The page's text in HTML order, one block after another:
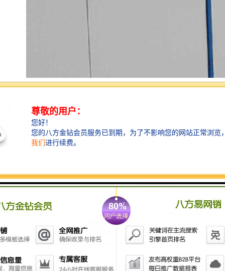
砖砌0.5*0.5的基础，用于增强围挡抗风稳定性；pvc围挡
设2.5米高，宽3米为一板。施工围挡做美化处理，喷涂
企业名称、安全、质量、文明施工用语及开发项目商业
广告，严禁张贴、涂写垃圾广告。
围挡施工完毕，板与板之间衔接平顺，直线要在一条直
线上；板与板不得留有缝隙，即在场外不能看见场内施